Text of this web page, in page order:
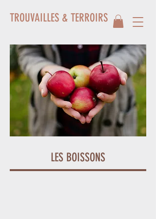
TROUVAILLES & TERROIRS
LES BOISSONS